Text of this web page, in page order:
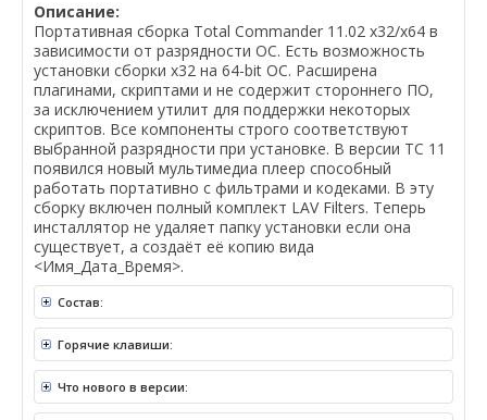
Описание:
Портативная сборка Total Commander 11.02 x32/x64 в
зависимости от разрядности ОС. Есть возможность
установки сборки x32 на 64-bit ОС. Расширена
плагинами, скриптами и не содержит стороннего ПО,
за исключением утилит для поддержки некоторых
скриптов. Все компоненты строго соответствуют
выбранной разрядности при установке. В версии ТС 11
появился новый мультимедиа плеер способный
работать портативно с фильтрами и кодеками. В эту
сборку включен полный комплект LAV Filters. Теперь
инсталлятор не удаляет папку установки если она
существует, а создаёт её копию вида
<Имя_Дата_Время>.
Состав:
Горячие клавиши:
Что нового в версии: